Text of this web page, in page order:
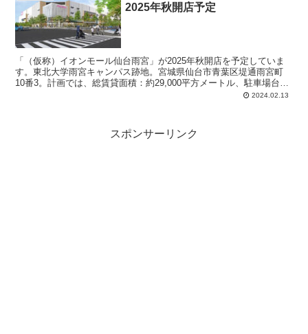
2025年秋開店予定
「（仮称）イオンモール仙台雨宮」が2025年秋開店を予定していま
す。東北大学雨宮キャンパス跡地。宮城県仙台市青葉区堤通雨宮町
10番3。計画では、総賃貸面積：約29,000平方メートル、駐車場台
2024.02.13
スポンサーリンク